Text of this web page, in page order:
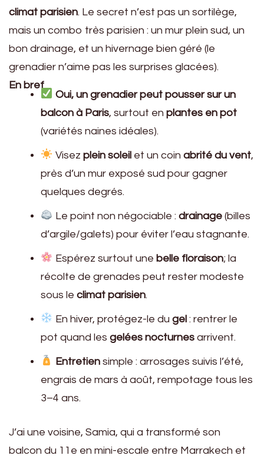
climat parisien. Le secret n’est pas un sortilège,
mais un combo très parisien : un mur plein sud, un
bon drainage, et un hivernage bien géré (le
grenadier n’aime pas les surprises glacées).
En bref
Oui, un grenadier peut pousser sur un
balcon à Paris, surtout en plantes en pot
(variétés naines idéales).
Visez plein soleilet un coin abrité du vent,
près d’un mur exposé sud pour gagner
quelques degrés.
Le point non négociable : drainage(billes
d’argile/galets) pour éviter l’eau stagnante.
Espérez surtout une belle floraison; la
récolte de grenades peut rester modeste
sous le climat parisien.
En hiver, protégez-le du gel: rentrer le
pot quand les gelées nocturnes arrivent.
Entretiensimple : arrosages suivis l’été,
engrais de mars à août, rempotage tous les
3–4 ans.
J’ai une voisine, Samia, qui a transformé son
balcon du 11e en mini-escale entre Marrakech et